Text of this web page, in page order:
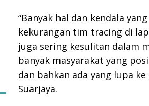
“Banyak hal dan kendala
kekurangan tim tracing di
juga sering kesulitan dalam
banyak masyarakat yang
dan bahkan ada yang lupa
Suarjaya.